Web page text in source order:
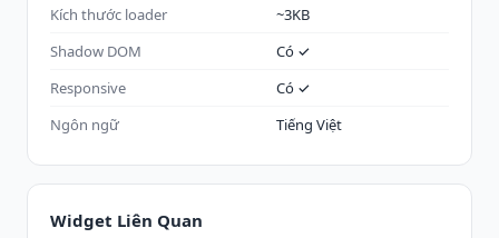
Kích thước loader
~3KB
Shadow DOM
Có ✓
Responsive
Có ✓
Ngôn ngữ
Tiếng Việt
Widget Liên Quan